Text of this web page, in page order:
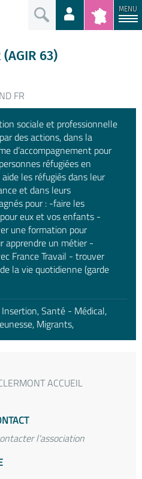
MENU
(AGIR 63)
FR
sociale et professionnelle
des actions, dans la
d’accompagnement pour
réfugiées en
les réfugiés dans leur
et dans leurs
pour : -faire les
eux et vos enfants -
une formation pour
apprendre un métier -
France Travail - trouver
la vie quotidienne (garde
Santé - Médical,
Migrants,
ACCUEIL
l'association